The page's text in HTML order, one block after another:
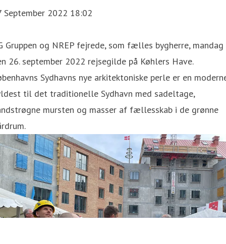
September 2022 18:02
Gruppen og NREP fejrede, som fælles bygherre, mandag
26. september 2022 rejsegilde på Køhlers Have.
Sydhavns nye arkitektoniske perle er en
til det traditionelle Sydhavn med sadeltage,
mursten og masser af fællesskab i de grønne